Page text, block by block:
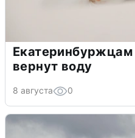
Екатеринбуржцам
вернут воду
8 августа 0